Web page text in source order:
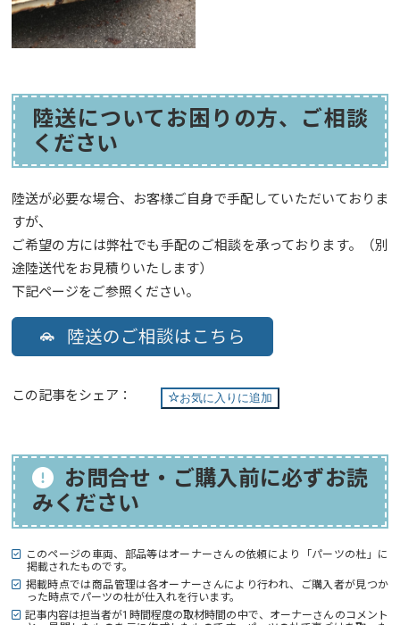
陸送についてお困りの方、ご相談
ください
陸送が必要な場合、お客様ご自身で手配していただいておりま
すが、
ご希望の方には弊社でも手配のご相談を承っております。（別
途陸送代をお見積りいたします）
下記ページをご参照ください。
陸送のご相談はこちら
お気に入りに追加
この記事をシェア：
お問合せ・ご購入前に必ずお読
みください
このページの車両、部品等はオーナーさんの依頼により「パーツの杜」に
掲載されたものです。
掲載時点では商品管理は各オーナーさんにより行われ、ご購入者が見つか
った時点でパーツの杜が仕入れを行います。
記事内容は担当者が1時間程度の取材時間の中で、オーナーさんのコメント